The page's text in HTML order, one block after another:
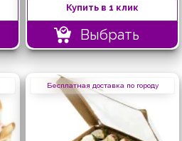
Купить в 1 клик
Выбрать
Бесплатная доставка по городу